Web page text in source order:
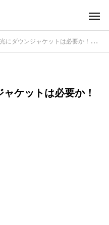
ンジャケットは必要か！快適に過ごす服装選び
ケットは必要か！